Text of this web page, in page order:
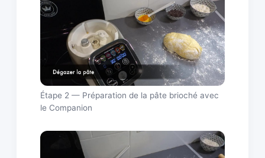
Étape 2 — Préparation de la pâte brioché avec
le Companion